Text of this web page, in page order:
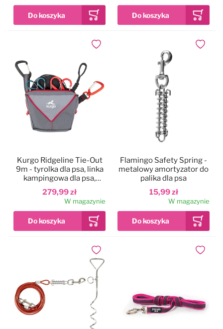
279,99 zł
Kurgo Ridgeline Tie-Out
9m - tyrolka dla psa, linka
kampingowa dla psa,
rozpinana między
drzewami
W magazynie
Dodaj do ulubionych
15,99 zł
Flamingo Safety Spring -
metalowy amortyzator do
palika dla psa
W magazynie
Dodaj
Dodaj do ulubionych Dodaj